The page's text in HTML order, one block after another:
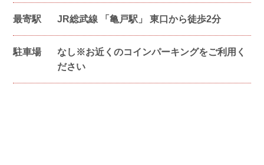
最寄駅 JR総武線 「亀戸駅」 東口から徒歩2分
駐車場
なし※お近くのコインパーキングをご利用く
ださい